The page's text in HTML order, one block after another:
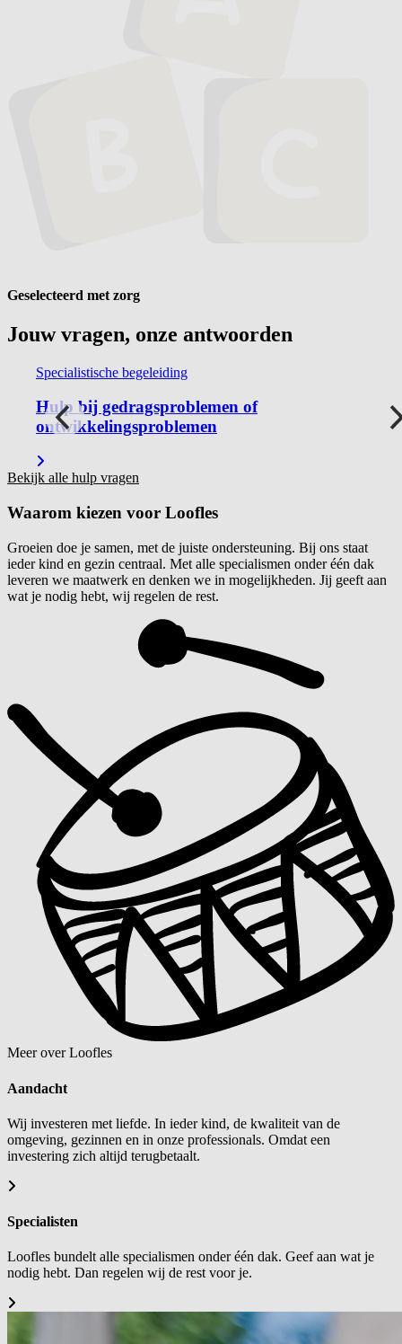
Geselecteerd met zorg
Jouw vragen, onze antwoorden
Specialistische begeleiding
Hulp bij gedragsproblemen of
ontwikkelingsproblemen
Bekijk alle hulp vragen
Waarom kiezen voor Loofles
Groeien doe je samen, met de juiste ondersteuning. Bij ons staat
ieder kind en gezin centraal. Met alle specialismen onder één dak
leveren we maatwerk en denken we in mogelijkheden. Jij geeft aan
wat je nodig hebt, wij regelen de rest.
Meer over Loofles
Aandacht
Wij investeren met liefde. In ieder kind, de kwaliteit van de
omgeving, gezinnen en in onze professionals. Omdat een
investering zich altijd terugbetaalt.
Specialisten
Loofles bundelt alle specialismen onder één dak. Geef aan wat je
nodig hebt. Dan regelen wij de rest voor je.